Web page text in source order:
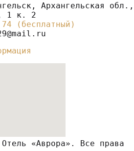
Архангельская обл.,
1 к. 2
(бесплатный)
«Аврора». Все права